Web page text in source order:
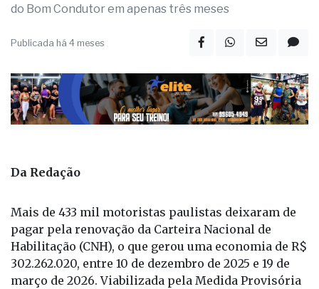
do Bom Condutor em apenas três meses
Publicada há 4 meses
Da Redação
Mais de 433 mil motoristas paulistas deixaram de
pagar pela renovação da Carteira Nacional de
Habilitação (CNH), o que gerou uma economia de R$
302.262.020, entre 10 de dezembro de 2025 e 19 de
março de 2026. Viabilizada pela Medida Provisória